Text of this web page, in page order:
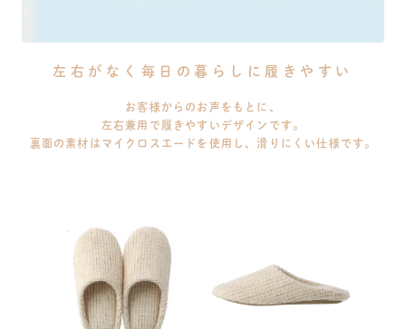
左右がなく毎日の暮らしに履きやすい
お客様からのお声をもとに、
左右兼用で履きやすいデザインです。
裏面の素材はマイクロスエードを使用し、滑りにくい仕様です。